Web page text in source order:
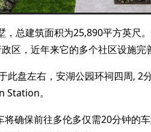
，总建筑面积为25,890平方英尺
区，近年来它的多个社区设施完
盘左右，安湖公园环祠四周, 2
Station。
确保前往多伦多仅需20分钟的